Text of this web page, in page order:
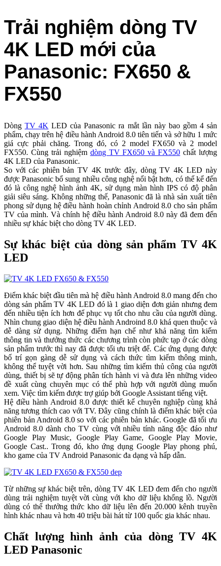
Trải nghiệm dòng TV
4K LED mới của
Panasonic: FX650 &
FX550
DòngTV 4K LED của Panasonic ra mắt lần này bao gồm 4 sản
phẩm, chạy trên hệ điều hành Android 8.0 tiên tiến và sở hữu 1 mức
giá cực phải chăng. Trong đó, có 2 model FX650 và 2 model
FX550. Cùng trải nghiệm dòng TV FX650 và FX550 chất lượng
4K LED của Panasonic.
So với các phiên bản TV 4K trước đây, dòng TV 4K LED này
được Panasonic bổ sung nhiều công nghệ nổi bật hơn, có thể kể đến
đó là công nghệ hình ảnh 4K, sử dụng màn hình IPS có độ phân
giải siêu sáng. Không những thế, Panasonic đã là nhà sản xuất tiên
phong sử dụng hệ điều hành hoàn chỉnh Android 8.0 cho sản phẩm
TV của mình. Và chính hệ điều hành Android 8.0 này đã đem đến
nhiều sự khác biệt cho dòng TV 4K LED.
Sự khác biệt của dòng sản phẩm TV 4K
LED
Điểm khác biệt đầu tiên mà hệ điều hành Android 8.0 mang đến cho
dòng sản phẩm TV 4K LED đó là 1 giao diện đơn giản nhưng đem
đến nhiều tiện ích hơn để phục vụ tốt cho nhu cầu của người dùng.
Nhìn chung giao diện hệ điều hành Androind 8.0 khá quen thuộc và
dễ dàng sử dụng. Những điểm hạn chế như khả năng tìm kiếm
thông tin và thưởng thức các chương trình còn phức tạp ở các dòng
sản phẩm trước thì nay đã được tối ưu triệt để. Các ứng dụng được
bố trí gọn gàng dễ sử dụng và cách thức tìm kiếm thông minh,
không thể tuyệt vời hơn. Sau những tìm kiếm thủ công của người
dùng, thiết bị sẽ tự động phân tích hành vi và đưa lên những video
đề xuất cùng chuyên mục có thể phù hợp với người dùng muốn
xem. Việc tìm kiếm được trợ giúp bởi Google Assistant tiếng việt.
Hệ điều hành Android 8.0 được thiết kế chuyên nghiệp cùng khả
năng tương thích cao với TV. Đây cũng chính là điểm khác biệt của
phiên bản Android 8.0 so với các phiên bản khác. Google đã tối ưu
Android 8.0 dành cho TV cùng với nhiều tính năng độc đáo như
Google Play Music, Google Play Game, Google Play Movie,
Google Cast.. Trong đó, kho ứng dụng Google Play phong phú,
kho game của TV Android Panasonic đa dạng và hấp dẫn.
Từ những sự khác biệt trên, dòng TV 4K LED đem đến cho người
dùng trải nghiệm tuyệt vời cùng với kho dữ liệu khổng lồ. Người
dùng có thể thưởng thức kho dữ liệu lên đến 20.000 kênh truyền
hình khác nhau và hơn 40 triệu bài hát từ 100 quốc gia khác nhau.
Chất lượng hình ảnh của dòng TV 4K
LED Panasonic